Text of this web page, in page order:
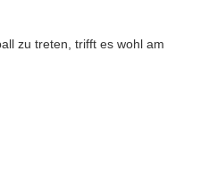
zu treten, trifft es wohl am